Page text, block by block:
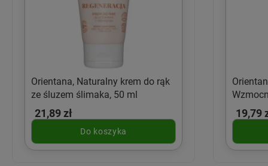
Orientana, Naturalny krem do rąk
ze śluzem ślimaka, 50 ml
21,89 zł
Do koszyka
19,79